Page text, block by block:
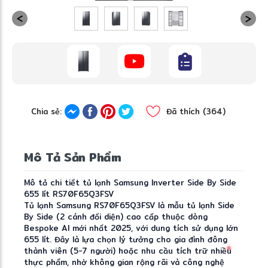
Chia sẻ: Đã thích (364)
Mô Tả Sản Phẩm
Mô tả chi tiết tủ lạnh Samsung Inverter Side By Side
655 lít RS70F65Q3FSV
Tủ lạnh Samsung RS70F65Q3FSV là mẫu tủ lạnh Side
By Side (2 cánh đối diện) cao cấp thuộc dòng
Bespoke AI mới nhất 2025, với dung tích sử dụng lớn
655 lít. Đây là lựa chọn lý tưởng cho gia đình đông
thành viên (5-7 người) hoặc nhu cầu tích trữ nhiều
thực phẩm, nhờ không gian rộng rãi và công nghệ